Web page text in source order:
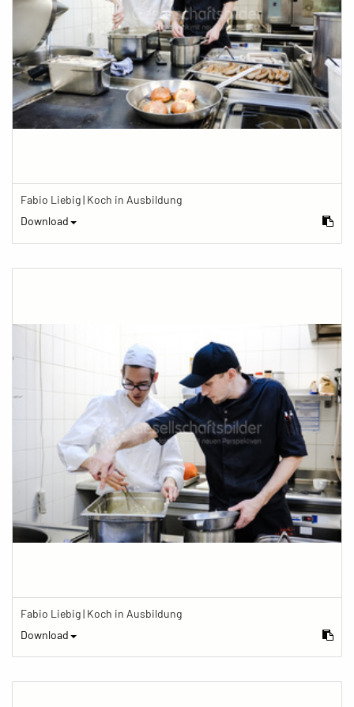
Fabio Liebig | Koch in Ausbildung
Download
Fabio Liebig | Koch in Ausbildung
Download